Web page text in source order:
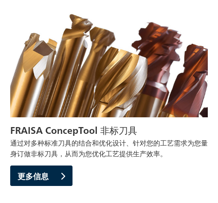
FRAISA ConcepTool 非标刀具
通过对多种标准刀具的结合和优化设计、针对您的工艺需求为您量
身订做非标刀具，从而为您优化工艺提供生产效率。
更多信息